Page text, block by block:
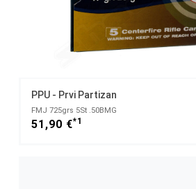
PPU - Prvi Partizan
FMJ 725grs 5St .50BMG
51,90 €*1